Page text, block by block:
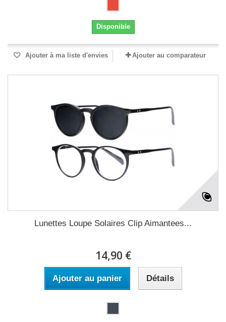
Disponible
Ajouter à ma liste d'envies Ajouter au comparateur
Lunettes Loupe Solaires Clip Aimantees...
14,90 €
Ajouter au panier Détails